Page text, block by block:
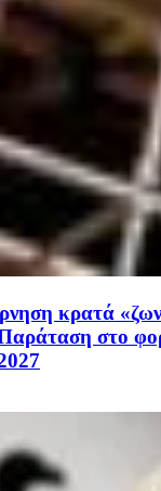
κρατά
στο